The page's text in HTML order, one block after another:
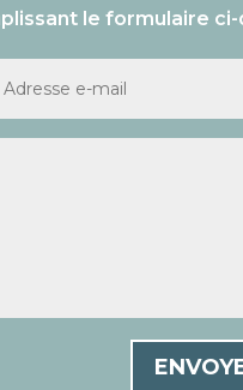
le formulaire ci-